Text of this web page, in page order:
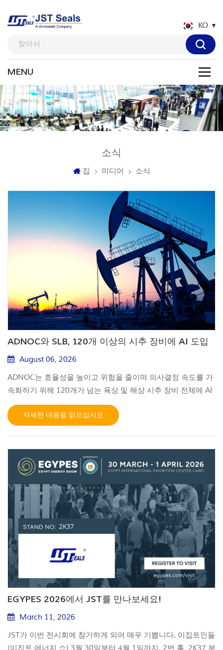
KO
소식
집 미디어 소식
ADNOC와 SLB, 120개 이상의 시추 장비에 AI 도입
August 06, 2026
ADNOC는 효율성을 높이고 위험을 줄이며 의사결정 속도를 가
속화하기 위해 120개가 넘는 육상 및 해상 시추 장비 전체에 AI
기반 실시간 운영 센터(RTOC)를 구축하기 위해 SLB와 협력했
습니다. SLB의 DrillOps 솔루션을 기반으로 구축된 이 플랫폼
권 클라우드에서 호스팅됩니다. 이 AI 시스템은 엔지니어링 업
무량을 30%–40% 줄여 엔지니어들이 두세 배 더 많은 시추 장
이 이제 몇 분 안에 완료되며, 보고 주기는 며칠에서 몇 시간으
로 단축되었습니다. 이 시스템은 잠재적인 문제가 확대되기 전
에 이를 표시할 수 있어 사고 대응 시간을 4–12시간 단축하고,
지속적인 모니터링과 AI 기반 인사이트를 통해 시추 장비 가동
중단 1–2일을 방지하는 데 도움을 줍니다. ADNOC의 업스트
림 CEO는 이를 AI에 대한 열망에서 실제 영향으로의 전환이라
고 평가했으며, SLB의 디지털 부문 사장은 이 솔루션이 더욱 자
율적인 운영으로 나아가는 길을 열어준다고 말했습니다. 이 플
랫폼은 현재 ADNOC Drilling의 시추 장비 전체에 완전히 배치
되어 육상 및 해상 운영 모두를 지원하고 있습니다. 5월에
ADNOC Drilling의 CFO는 승인을 받을 경우 회사가 충분한 시
추 장비, 기술 및 파트너십을 갖추고 있어 2027년까지 UAE의
자세한 내용을 읽으십시오
EGYPES 2026에서 JST를 만나보세요!
March 11, 2026
JST가 이번 전시회에 참가하게 되어 매우 기쁩니다. 이집트인들